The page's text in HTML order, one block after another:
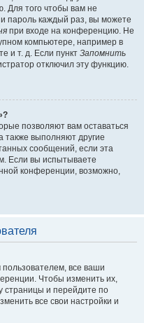
Для того чтобы вам не
пароль каждый раз, вы можете
при входе на конференцию. Не
компьютере, например в
и т. д. Если пункт Запомнить
отключил эту функцию.
позволяют вам оставаться
также выполняют другие
сообщений, если эта
Если вы испытываете
конференции, возможно,
все ваши
Чтобы изменить их,
страницы и перейдите по
все свои настройки и